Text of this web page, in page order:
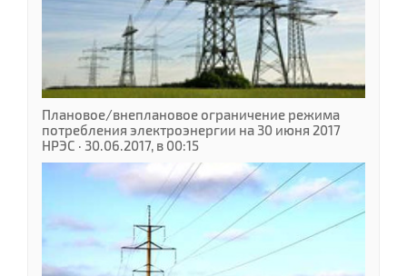
Плановое/внеплановое ограничение режима
потребления электроэнергии на 30 июня 2017
НРЭС · 30.06.2017, в 00:15